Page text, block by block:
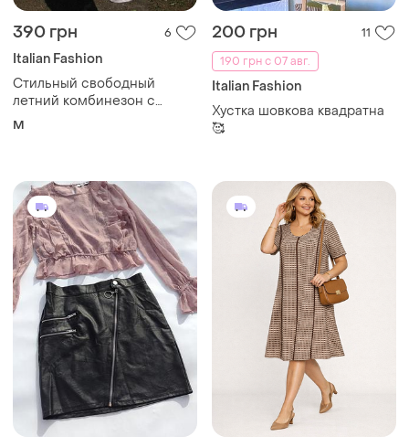
390 грн 6
Italian Fashion
Стильный свободный
летний комбинезон с
карманами кремовый с
M
200 грн
11
190 грн с 07 авг.
Italian Fashion
Хустка шовкова квадратна
🥰